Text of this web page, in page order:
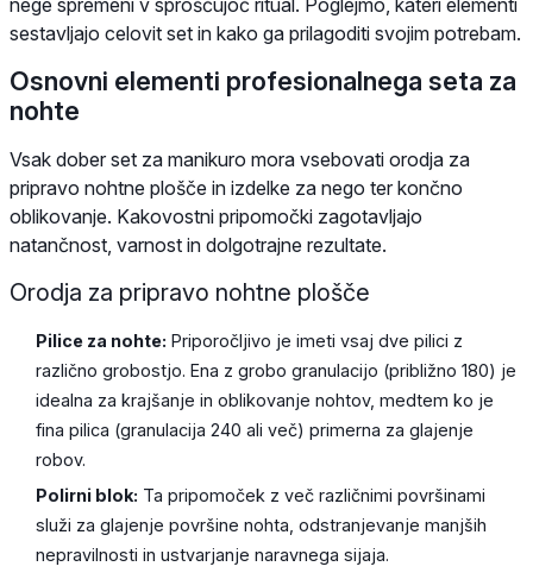
sestavljajo celovit set in kako ga prilagoditi svojim potrebam.
Osnovni elementi profesionalnega seta za
nohte
Vsak dober set za manikuro mora vsebovati orodja za
pripravo nohtne plošče in izdelke za nego ter končno
oblikovanje. Kakovostni pripomočki zagotavljajo
natančnost, varnost in dolgotrajne rezultate.
Orodja za pripravo nohtne plošče
Pilice za nohte: Priporočljivo je imeti vsaj dve pilici z
različno grobostjo. Ena z grobo granulacijo (približno 180) je
idealna za krajšanje in oblikovanje nohtov, medtem ko je
fina pilica (granulacija 240 ali več) primerna za glajenje
robov.
Polirni blok: Ta pripomoček z več različnimi površinami
služi za glajenje površine nohta, odstranjevanje manjših
nepravilnosti in ustvarjanje naravnega sijaja.